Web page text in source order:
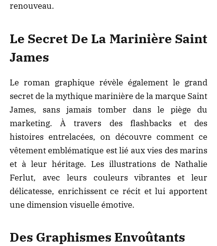
renouveau.
Le Secret De La Marinière Saint
James
Le roman graphique révèle également le grand
secret de la mythique marinière de la marque Saint
James, sans jamais tomber dans le piège du
marketing. À travers des flashbacks et des
histoires entrelacées, on découvre comment ce
vêtement emblématique est lié aux vies des marins
et à leur héritage. Les illustrations de Nathalie
Ferlut, avec leurs couleurs vibrantes et leur
délicatesse, enrichissent ce récit et lui apportent
une dimension visuelle émotive.
Des Graphismes Envoûtants